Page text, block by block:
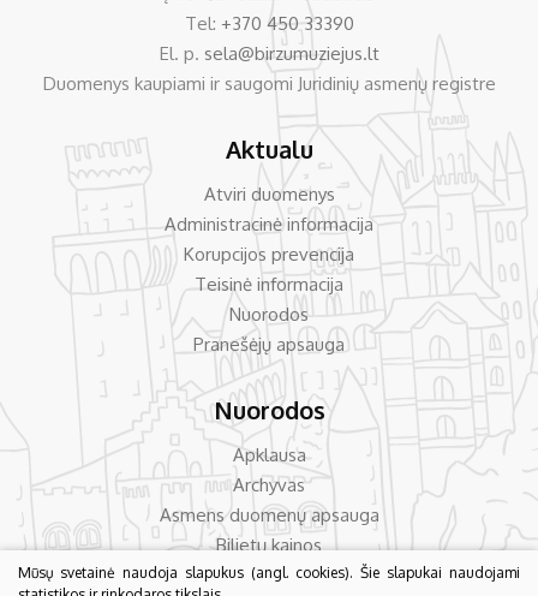
Tel: +370 450 33390
El. p. sela@birzumuziejus.lt
Duomenys kaupiami ir saugomi Juridinių asmenų registre
Aktualu
Atviri duomenys
Administracinė informacija
Korupcijos prevencija
Teisinė informacija
Nuorodos
Pranešėjų apsauga
Nuorodos
Apklausa
Archyvas
Asmens duomenų apsauga
Bilietų kainos
Dažniausiai užduodami klausimai
Mūsų svetainė naudoja slapukus (angl. cookies). Šie slapukai naudojami